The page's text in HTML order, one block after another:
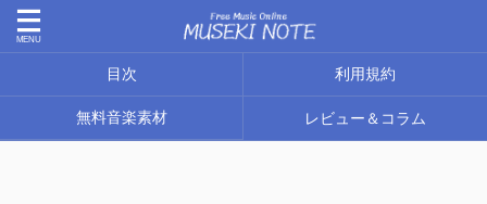
目次 利用規約
無料音楽素材 レビュー＆コラム